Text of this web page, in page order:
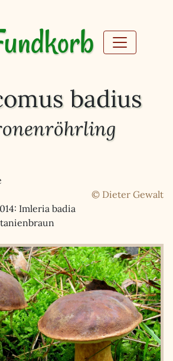
badius
© Dieter Gewalt
Imleria badia